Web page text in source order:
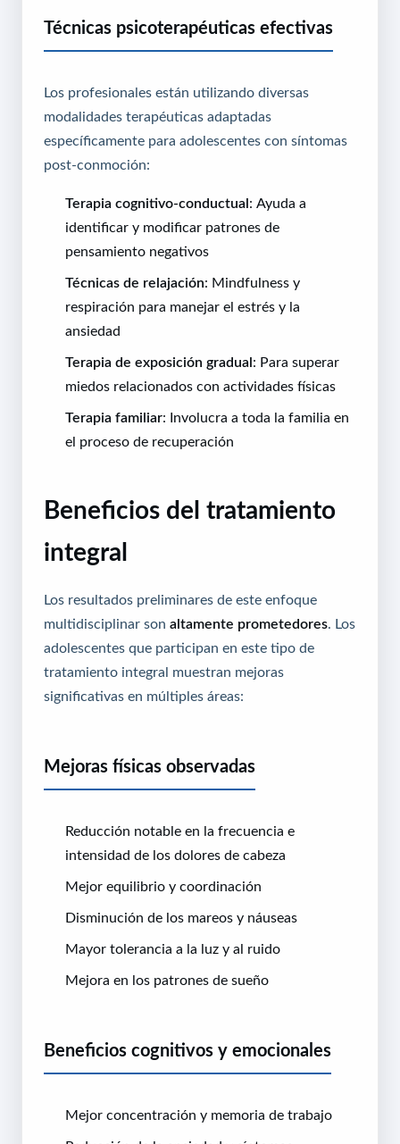
Técnicas psicoterapéuticas efectivas
Los profesionales están utilizando diversas
modalidades terapéuticas adaptadas
específicamente para adolescentes con síntomas
post-conmoción:
Terapia cognitivo-conductual: Ayuda a
identificar y modificar patrones de
pensamiento negativos
Técnicas de relajación: Mindfulness y
respiración para manejar el estrés y la
ansiedad
Terapia de exposición gradual: Para superar
miedos relacionados con actividades físicas
Terapia familiar: Involucra a toda la familia en
el proceso de recuperación
Beneficios del tratamiento
integral
Los resultados preliminares de este enfoque
multidisciplinar son altamente prometedores. Los
adolescentes que participan en este tipo de
tratamiento integral muestran mejoras
significativas en múltiples áreas:
Mejoras físicas observadas
Reducción notable en la frecuencia e
intensidad de los dolores de cabeza
Mejor equilibrio y coordinación
Disminución de los mareos y náuseas
Mayor tolerancia a la luz y al ruido
Mejora en los patrones de sueño
Beneficios cognitivos y emocionales
Mejor concentración y memoria de trabajo